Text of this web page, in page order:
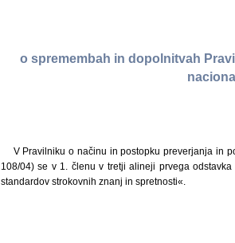
o spremembah in dopolnitvah
V Pravilniku o načinu in postopku preverjanja in
108/04) se v 1. členu v tretji alineji prvega
standardov strokovnih znanj in spretnosti«.